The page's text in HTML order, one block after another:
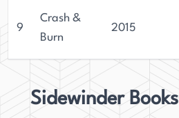
9
Crash &
Burn
2015
Sidewinder Books